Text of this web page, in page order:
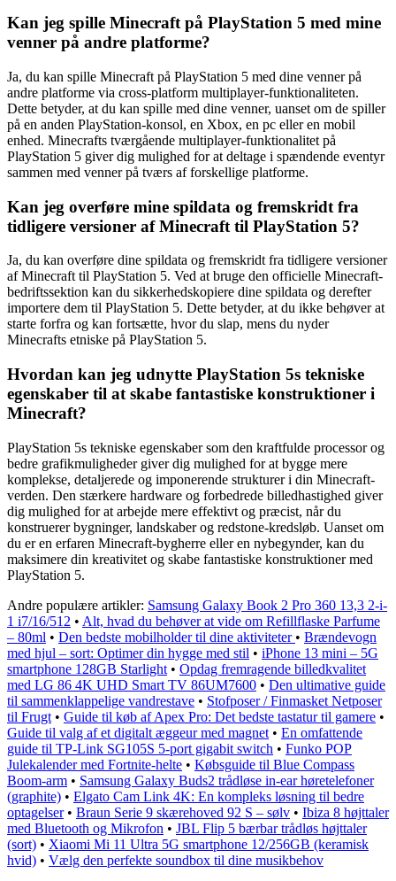
Kan jeg spille Minecraft på PlayStation 5 med mine
venner på andre platforme?
Ja, du kan spille Minecraft på PlayStation 5 med dine venner på
andre platforme via cross-platform multiplayer-funktionaliteten.
Dette betyder, at du kan spille med dine venner, uanset om de spiller
på en anden PlayStation-konsol, en Xbox, en pc eller en mobil
enhed. Minecrafts tværgående multiplayer-funktionalitet på
PlayStation 5 giver dig mulighed for at deltage i spændende eventyr
sammen med venner på tværs af forskellige platforme.
Kan jeg overføre mine spildata og fremskridt fra
tidligere versioner af Minecraft til PlayStation 5?
Ja, du kan overføre dine spildata og fremskridt fra tidligere versioner
af Minecraft til PlayStation 5. Ved at bruge den officielle Minecraft-
bedriftssektion kan du sikkerhedskopiere dine spildata og derefter
importere dem til PlayStation 5. Dette betyder, at du ikke behøver at
starte forfra og kan fortsætte, hvor du slap, mens du nyder
Minecrafts etniske på PlayStation 5.
Hvordan kan jeg udnytte PlayStation 5s tekniske
egenskaber til at skabe fantastiske konstruktioner i
Minecraft?
PlayStation 5s tekniske egenskaber som den kraftfulde processor og
bedre grafikmuligheder giver dig mulighed for at bygge mere
komplekse, detaljerede og imponerende strukturer i din Minecraft-
verden. Den stærkere hardware og forbedrede billedhastighed giver
dig mulighed for at arbejde mere effektivt og præcist, når du
konstruerer bygninger, landskaber og redstone-kredsløb. Uanset om
du er en erfaren Minecraft-bygherre eller en nybegynder, kan du
maksimere din kreativitet og skabe fantastiske konstruktioner med
PlayStation 5.
Andre populære artikler: Samsung Galaxy Book 2 Pro 360 13,3 2-i-
1 i7/16/512 • Alt, hvad du behøver at vide om Refillflaske Parfume
– 80ml • Den bedste mobilholder til dine aktiviteter • Brændevogn
med hjul – sort: Optimer din hygge med stil • iPhone 13 mini – 5G
smartphone 128GB Starlight • Opdag fremragende billedkvalitet
med LG 86 4K UHD Smart TV 86UM7600 • Den ultimative guide
til sammenklappelige vandrestave • Stofposer / Finmasket Netposer
til Frugt • Guide til køb af Apex Pro: Det bedste tastatur til gamere •
Guide til valg af et digitalt æggeur med magnet • En omfattende
guide til TP-Link SG105S 5-port gigabit switch • Funko POP
Julekalender med Fortnite-helte • Købsguide til Blue Compass
Boom-arm • Samsung Galaxy Buds2 trådløse in-ear høretelefoner
(graphite) • Elgato Cam Link 4K: En kompleks løsning til bedre
optagelser• Braun Serie 9 skærehoved 92 S – sølv • Ibiza 8 højttaler
med Bluetooth og Mikrofon • JBL Flip 5 bærbar trådløs højttaler
(sort) • Xiaomi Mi 11 Ultra 5G smartphone 12/256GB (keramisk
hvid) • Vælg den perfekte soundbox til dine musikbehov